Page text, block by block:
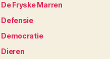
De Fryske Marren
Defensie
Democratie
Dieren